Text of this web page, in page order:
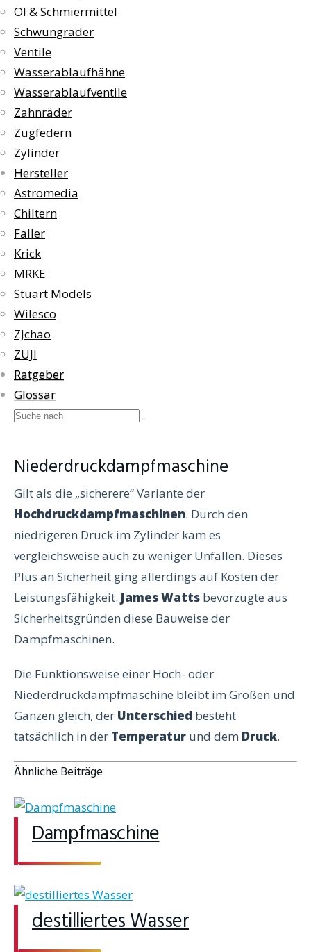
Öl & Schmiermittel
Schwungräder
Ventile
Wasserablaufhähne
Wasserablaufventile
Zahnräder
Zugfedern
Zylinder
Hersteller
Astromedia
Chiltern
Faller
Krick
MRKE
Stuart Models
Wilesco
ZJchao
ZUJI
Ratgeber
Glossar
Niederdruckdampfmaschine
Gilt als die „sicherere“ Variante der
Hochdruckdampfmaschinen. Durch den
niedrigeren Druck im Zylinder kam es
vergleichsweise auch zu weniger Unfällen. Dieses
Plus an Sicherheit ging allerdings auf Kosten der
Leistungsfähigkeit. James Watts bevorzugte aus
Sicherheitsgründen diese Bauweise der
Dampfmaschinen.
Die Funktionsweise einer Hoch- oder
Niederdruckdampfmaschine bleibt im Großen und
Ganzen gleich, der Unterschied besteht
tatsächlich in der Temperatur und dem Druck.
Ähnliche Beiträge
Dampfmaschine
destilliertes Wasser